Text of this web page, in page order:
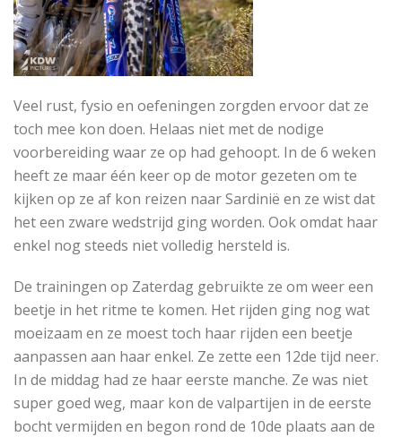
Veel rust, fysio en oefeningen zorgden ervoor dat ze
toch mee kon doen. Helaas niet met de nodige
voorbereiding waar ze op had gehoopt. In de 6 weken
heeft ze maar één keer op de motor gezeten om te
kijken op ze af kon reizen naar Sardinië en ze wist dat
het een zware wedstrijd ging worden. Ook omdat haar
enkel nog steeds niet volledig hersteld is.
De trainingen op Zaterdag gebruikte ze om weer een
beetje in het ritme te komen. Het rijden ging nog wat
moeizaam en ze moest toch haar rijden een beetje
aanpassen aan haar enkel. Ze zette een 12de tijd neer.
In de middag had ze haar eerste manche. Ze was niet
super goed weg, maar kon de valpartijen in de eerste
bocht vermijden en begon rond de 10de plaats aan de